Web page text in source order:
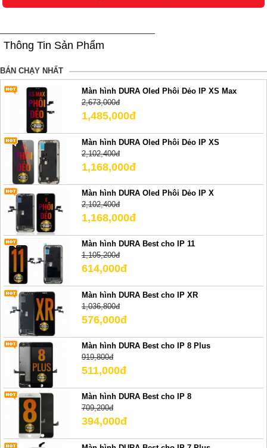
Thông Tin Sản Phẩm
BÁN CHẠY NHẤT
Màn hình DURA Oled Phôi Dẻo IP XS Max
2,673,000đ
1,485,000đ
Màn hình DURA Oled Phôi Dẻo IP XS
2,102,400đ
1,168,000đ
Màn hình DURA Oled Phôi Dẻo IP X
2,102,400đ
1,168,000đ
Màn hình DURA Best cho IP 11
1,105,200đ
614,000đ
Màn hình DURA Best cho IP XR
1,036,800đ
576,000đ
Màn hình DURA Best cho IP 8 Plus
919,800đ
511,000đ
Màn hình DURA Best cho IP 8
709,200đ
394,000đ